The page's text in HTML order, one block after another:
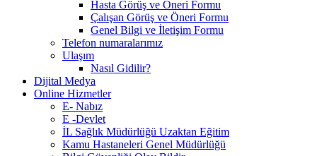
Hasta Görüş ve Öneri Formu
Çalışan Görüş ve Öneri Formu
Genel Bilgi ve İletişim Formu
Telefon numaralarımız
Ulaşım
Nasıl Gidilir?
Dijital Medya
Online Hizmetler
E- Nabız
E -Devlet
İL Sağlık Müdürlüğü Uzaktan Eğitim
Kamu Hastaneleri Genel Müdürlüğü